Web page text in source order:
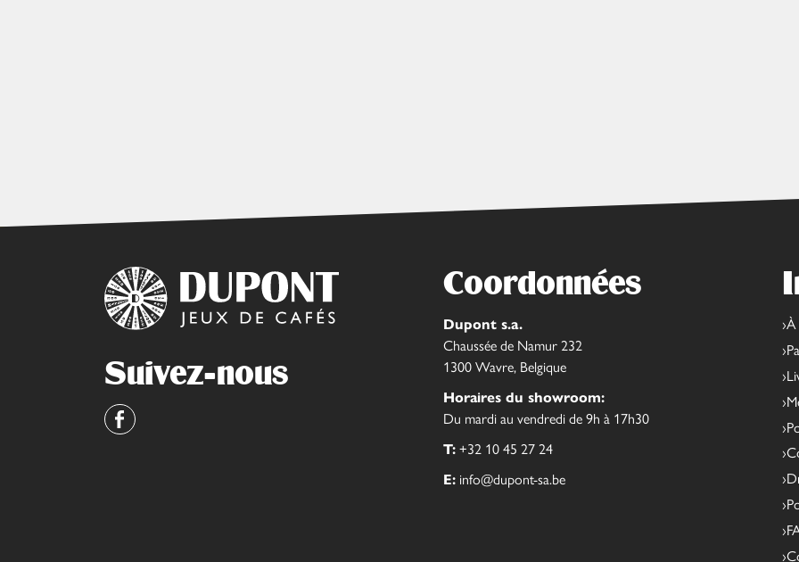
Coordonnées
Dupont s.a.
Chaussée de Namur 232
1300 Wavre, Belgique
Horaires du showroom:
Du mardi au vendredi de 9h à 17h30
T: +32 10 45 27 24
E: info@dupont-sa.be
À
Suivez-nous
Facebook